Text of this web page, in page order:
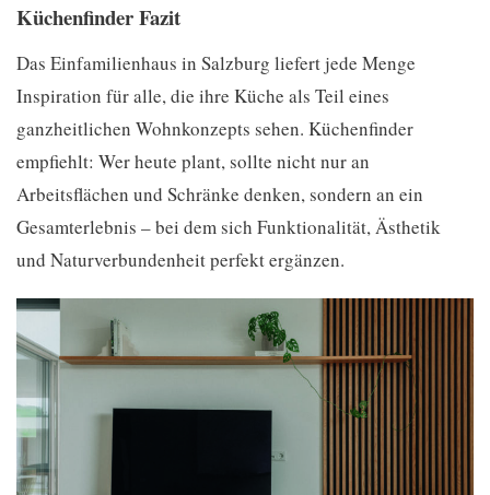
Küchenfinder Fazit
Das Einfamilienhaus in Salzburg liefert jede Menge
Inspiration für alle, die ihre Küche als Teil eines
ganzheitlichen Wohnkonzepts sehen. Küchenfinder
empfiehlt: Wer heute plant, sollte nicht nur an
Arbeitsflächen und Schränke denken, sondern an ein
Gesamterlebnis – bei dem sich Funktionalität, Ästhetik
und Naturverbundenheit perfekt ergänzen.